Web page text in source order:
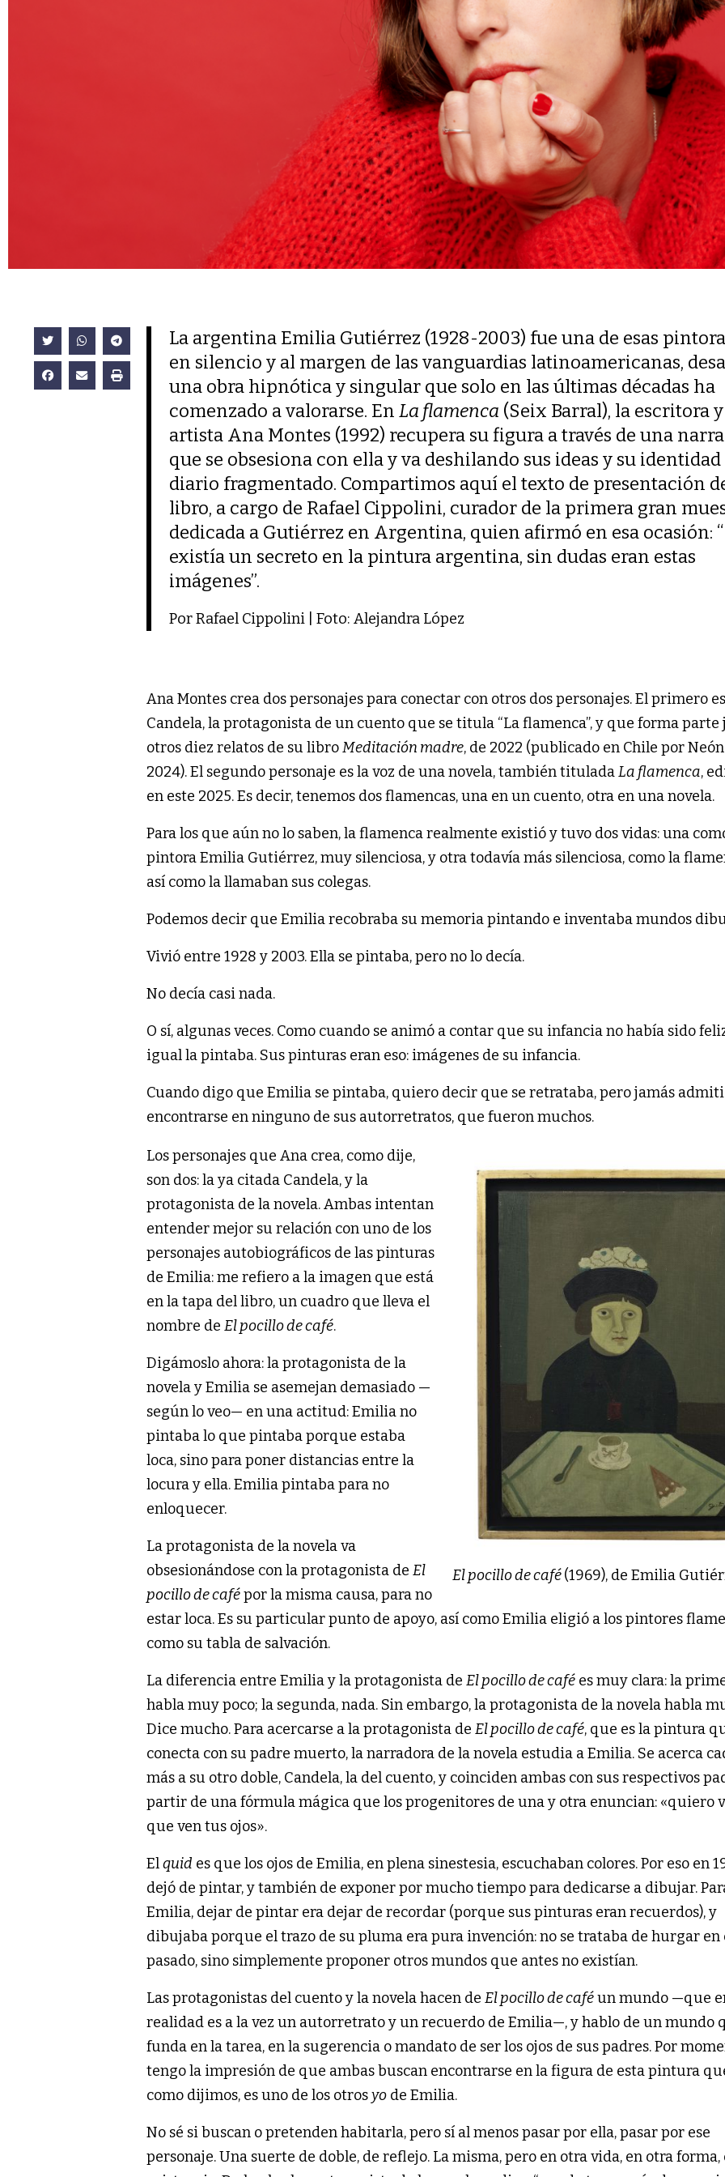
La argentina Emilia Gutiérrez (1928-2003) fue una de esas
en silencio y al margen de las vanguardias latinoamericanas,
una obra hipnótica y singular que solo en las últimas décadas ha
comenzado a valorarse. EnLa flamenca (Seix Barral), la escritora y
artista Ana Montes (1992) recupera su figura a través de una
que se obsesiona con ella y va deshilando sus ideas y su
diario fragmentado. Compartimos aquí el texto de presentación
libro, a cargo de Rafael Cippolini, curador de la primera gran
dedicada a Gutiérrez en Argentina, quien afirmó en esa ocasión:
existía un secreto en la pintura argentina, sin dudas eran estas
imágenes”.
Por Rafael Cippolini | Foto: Alejandra López
Ana Montes crea dos personajes para conectar con otros dos personajes. El primero es
Candela, la protagonista de un cuento que se titula “La flamenca”, y que forma parte
otros diez relatos de su libroMeditación madre, de 2022 (publicado en Chile por
2024). El segundo personaje es la voz de una novela, también tituladaLa flamenca,
en este 2025. Es decir, tenemos dos flamencas, una en un cuento, otra en una novela.
Para los que aún no lo saben, la flamenca realmente existió y tuvo dos vidas: una
pintora Emilia Gutiérrez, muy silenciosa, y otra todavía más silenciosa, como la
así como la llamaban sus colegas.
Podemos decir que Emilia recobraba su memoria pintando e inventaba mundos
Vivió entre 1928 y 2003. Ella se pintaba, pero no lo decía.
No decía casi nada.
O sí, algunas veces. Como cuando se animó a contar que su infancia no había sido
igual la pintaba. Sus pinturas eran eso: imágenes de su infancia.
Cuando digo que Emilia se pintaba, quiero decir que se retrataba, pero jamás
encontrarse en ninguno de sus autorretratos, que fueron muchos.
El pocillo de café(1969), de Emilia
Los personajes que Ana crea, como dije,
son dos: la ya citada Candela, y la
protagonista de la novela. Ambas intentan
entender mejor su relación con uno de los
personajes autobiográficos de las pinturas
de Emilia: me refiero a la imagen que está
en la tapa del libro, un cuadro que lleva el
nombre de El pocillo de café.
Digámoslo ahora: la protagonista de la
novela y Emilia se asemejan demasiado —
según lo veo— en una actitud: Emilia no
pintaba lo que pintaba porque estaba
loca, sino para poner distancias entre la
locura y ella. Emilia pintaba para no
enloquecer.
La protagonista de la novela va
obsesionándose con la protagonista de El
pocillo de cafépor la misma causa, para no
estar loca. Es su particular punto de apoyo, así como Emilia eligió a los pintores
como su tabla de salvación.
La diferencia entre Emilia y la protagonista de El pocillo de café es muy clara: la
habla muy poco; la segunda, nada. Sin embargo, la protagonista de la novela habla
Dice mucho. Para acercarse a la protagonista de El pocillo de café, que es la pintura
conecta con su padre muerto, la narradora de la novela estudia a Emilia. Se acerca
más a su otro doble, Candela, la del cuento, y coinciden ambas con sus respectivos
partir de una fórmula mágica que los progenitores de una y otra enuncian: «quiero
que ven tus ojos».
Elquid es que los ojos de Emilia, en plena sinestesia, escuchaban colores. Por eso en
dejó de pintar, y también de exponer por mucho tiempo para dedicarse a dibujar.
Emilia, dejar de pintar era dejar de recordar (porque sus pinturas eran recuerdos), y
dibujaba porque el trazo de su pluma era pura invención: no se trataba de hurgar en
pasado, sino simplemente proponer otros mundos que antes no existían.
Las protagonistas del cuento y la novela hacen de El pocillo de caféun mundo —que
realidad es a la vez un autorretrato y un recuerdo de Emilia—, y hablo de un mundo
funda en la tarea, en la sugerencia o mandato de ser los ojos de sus padres. Por
tengo la impresión de que ambas buscan encontrarse en la figura de esta pintura
como dijimos, es uno de los otrosyo de Emilia.
No sé si buscan o pretenden habitarla, pero sí al menos pasar por ella, pasar por ese
personaje. Una suerte de doble, de reflejo. La misma, pero en otra vida, en otra forma,